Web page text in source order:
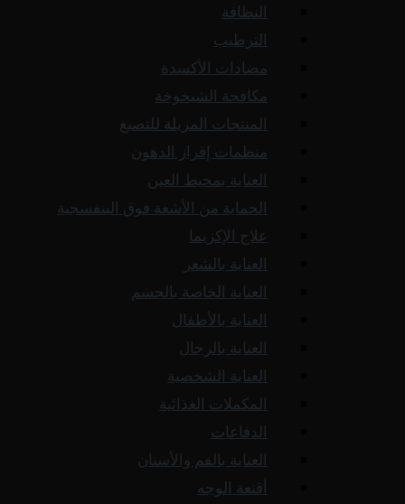
النظافة
الترطيب
مضادات الأكسدة
مكافحة الشيخوخة
المنتجات المزيلة للتصبغ
منظمات إفراز الدهون
العناية بمحيط العين
الحماية من الأشعة فوق البنفسجية
علاج الإكزيما
العناية بالشعر
العناية الخاصة بالجسم
العناية بالأطفال
العناية بالرجال
العناية الشخصية
المكملات الغذائية
الدفاعات
العناية بالفم والأسنان
أقنعة الوجه